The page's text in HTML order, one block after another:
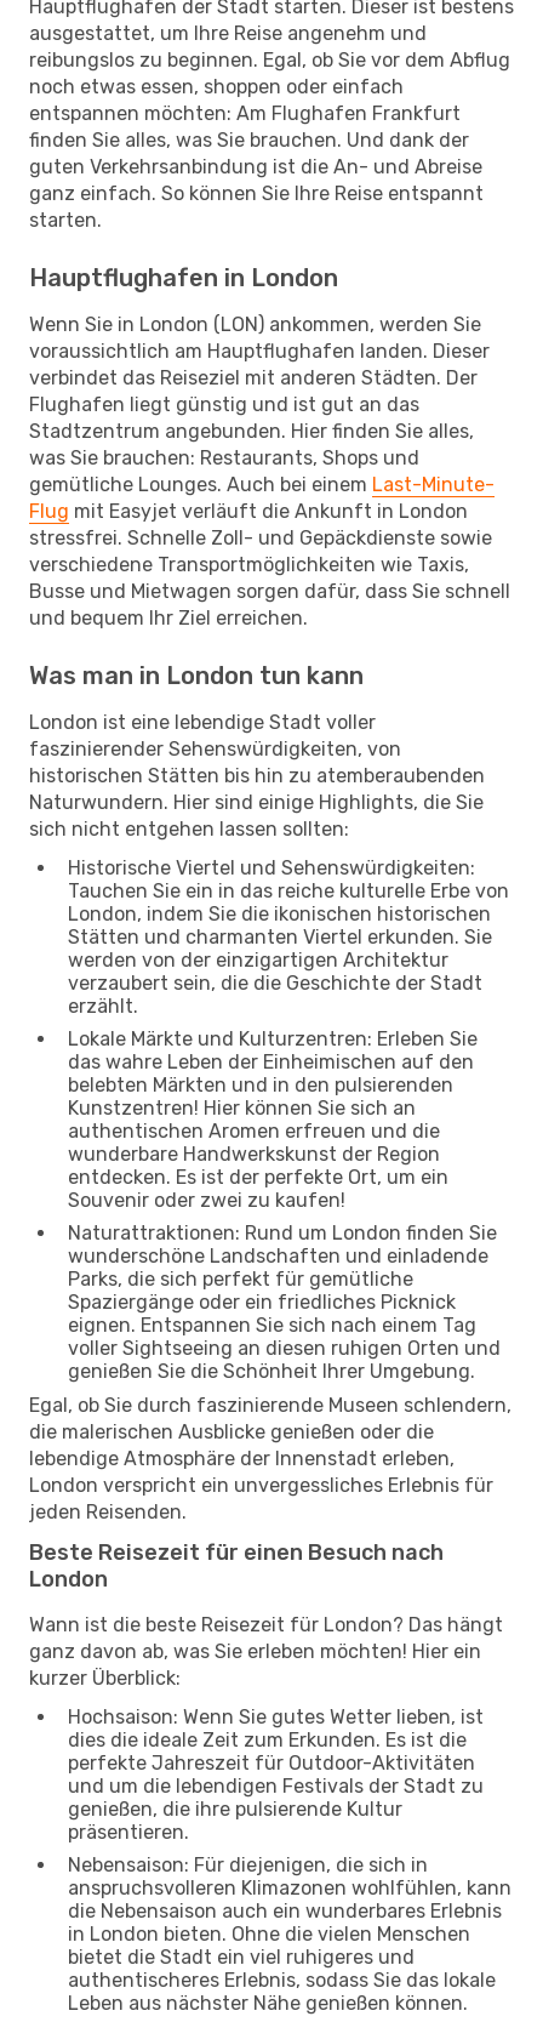
Hauptflughafen der Stadt starten. Dieser ist bestens
ausgestattet, um Ihre Reise angenehm und
reibungslos zu beginnen. Egal, ob Sie vor dem Abflug
noch etwas essen, shoppen oder einfach
entspannen möchten: Am Flughafen Frankfurt
finden Sie alles, was Sie brauchen. Und dank der
guten Verkehrsanbindung ist die An- und Abreise
ganz einfach. So können Sie Ihre Reise entspannt
starten.
Hauptflughafen in London
Wenn Sie in London (LON) ankommen, werden Sie
voraussichtlich am Hauptflughafen landen. Dieser
verbindet das Reiseziel mit anderen Städten. Der
Flughafen liegt günstig und ist gut an das
Stadtzentrum angebunden. Hier finden Sie alles,
was Sie brauchen: Restaurants, Shops und
gemütliche Lounges. Auch bei einem Last-Minute-
Flug mit Easyjet verläuft die Ankunft in London
stressfrei. Schnelle Zoll- und Gepäckdienste sowie
verschiedene Transportmöglichkeiten wie Taxis,
Busse und Mietwagen sorgen dafür, dass Sie schnell
und bequem Ihr Ziel erreichen.
Was man in London tun kann
London ist eine lebendige Stadt voller
faszinierender Sehenswürdigkeiten, von
historischen Stätten bis hin zu atemberaubenden
Naturwundern. Hier sind einige Highlights, die Sie
sich nicht entgehen lassen sollten:
Historische Viertel und Sehenswürdigkeiten:
Tauchen Sie ein in das reiche kulturelle Erbe von
London, indem Sie die ikonischen historischen
Stätten und charmanten Viertel erkunden. Sie
werden von der einzigartigen Architektur
verzaubert sein, die die Geschichte der Stadt
erzählt.
Lokale Märkte und Kulturzentren: Erleben Sie
das wahre Leben der Einheimischen auf den
belebten Märkten und in den pulsierenden
Kunstzentren! Hier können Sie sich an
authentischen Aromen erfreuen und die
wunderbare Handwerkskunst der Region
entdecken. Es ist der perfekte Ort, um ein
Souvenir oder zwei zu kaufen!
Naturattraktionen: Rund um London finden Sie
wunderschöne Landschaften und einladende
Parks, die sich perfekt für gemütliche
Spaziergänge oder ein friedliches Picknick
eignen. Entspannen Sie sich nach einem Tag
voller Sightseeing an diesen ruhigen Orten und
genießen Sie die Schönheit Ihrer Umgebung.
Egal, ob Sie durch faszinierende Museen schlendern,
die malerischen Ausblicke genießen oder die
lebendige Atmosphäre der Innenstadt erleben,
London verspricht ein unvergessliches Erlebnis für
jeden Reisenden.
Beste Reisezeit für einen Besuch nach
London
Wann ist die beste Reisezeit für London? Das hängt
ganz davon ab, was Sie erleben möchten! Hier ein
kurzer Überblick:
Hochsaison: Wenn Sie gutes Wetter lieben, ist
dies die ideale Zeit zum Erkunden. Es ist die
perfekte Jahreszeit für Outdoor-Aktivitäten
und um die lebendigen Festivals der Stadt zu
genießen, die ihre pulsierende Kultur
präsentieren.
Nebensaison: Für diejenigen, die sich in
anspruchsvolleren Klimazonen wohlfühlen, kann
die Nebensaison auch ein wunderbares Erlebnis
in London bieten. Ohne die vielen Menschen
bietet die Stadt ein viel ruhigeres und
authentischeres Erlebnis, sodass Sie das lokale
Leben aus nächster Nähe genießen können.